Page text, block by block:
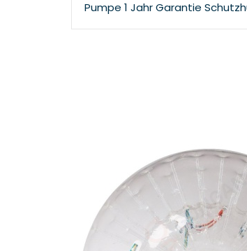
Pumpe 1 Jahr Garantie